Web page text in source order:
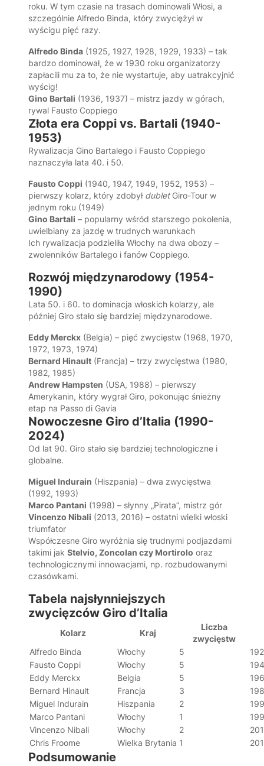
roku. W tym czasie na trasach dominowali Włosi, a
szczególnie Alfredo Binda, który zwyciężył w
wyścigu pięć razy.
Alfredo Binda (1925, 1927, 1928, 1929, 1933) – tak
bardzo dominował, że w 1930 roku organizatorzy
zapłacili mu za to, że nie wystartuje, aby uatrakcyjnić
wyścig!
Gino Bartali (1936, 1937) – mistrz jazdy w górach,
rywal Fausto Coppiego
Złota era Coppi vs. Bartali (1940-
1953)
Rywalizacja Gino Bartalego i Fausto Coppiego
naznaczyła lata 40. i 50.
Fausto Coppi (1940, 1947, 1949, 1952, 1953) –
pierwszy kolarz, który zdobył dubletGiro-Tour w
jednym roku (1949)
Gino Bartali – popularny wśród starszego pokolenia,
uwielbiany za jazdę w trudnych warunkach
Ich rywalizacja podzieliła Włochy na dwa obozy –
zwolenników Bartalego i fanów Coppiego.
Rozwój międzynarodowy (1954-
1990)
Lata 50. i 60. to dominacja włoskich kolarzy, ale
później Giro stało się bardziej międzynarodowe.
Eddy Merckx (Belgia) – pięć zwycięstw (1968, 1970,
1972, 1973, 1974)
Bernard Hinault (Francja) – trzy zwycięstwa (1980,
1982, 1985)
Andrew Hampsten (USA, 1988) – pierwszy
Amerykanin, który wygrał Giro, pokonując śnieżny
etap na Passo di Gavia
Nowoczesne Giro d’Italia (1990-
2024)
Od lat 90. Giro stało się bardziej technologiczne i
globalne.
Miguel Indurain (Hiszpania) – dwa zwycięstwa
(1992, 1993)
Marco Pantani (1998) – słynny „Pirata”, mistrz gór
Vincenzo Nibali (2013, 2016) – ostatni wielki włoski
triumfator
Współczesne Giro wyróżnia się trudnymi podjazdami
takimi jak Stelvio, Zoncolan czy Mortirolo oraz
technologicznymi innowacjami, np. rozbudowanymi
czasówkami.
Tabela najsłynniejszych
zwycięzców Giro d’Italia
Kolarz Kraj
Liczba
zwycięstw
Alfredo Binda
Włochy 5
Fausto Coppi
Włochy 5
Eddy Merckx
Belgia 5
Bernard Hinault
Francja 3
Miguel Indurain
Hiszpania 2
Marco Pantani
Włochy 1
Vincenzo Nibali
Włochy 2
Chris Froome
Wielka Brytania 1
Podsumowanie